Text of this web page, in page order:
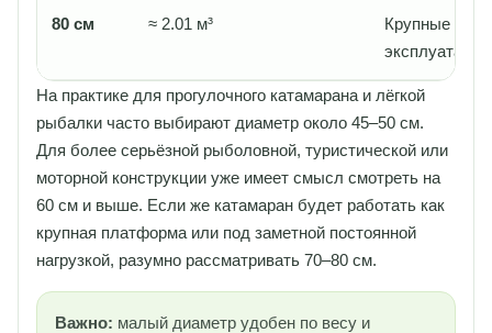
80 см ≈ 2.01 м³
Крупные
эксплуатация
На практике для прогулочного катамарана и лёгкой
рыбалки часто выбирают диаметр около 45–50 см.
Для более серьёзной рыболовной, туристической или
моторной конструкции уже имеет смысл смотреть на
60 см и выше. Если же катамаран будет работать как
крупная платформа или под заметной постоянной
нагрузкой, разумно рассматривать 70–80 см.
Важно: малый диаметр удобен по весу и